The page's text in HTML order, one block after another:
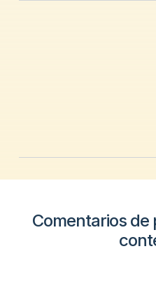
Comentarios de